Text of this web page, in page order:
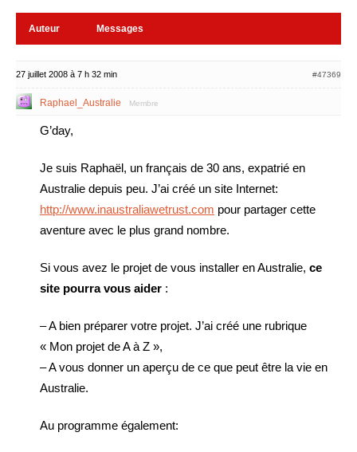
Auteur Messages
27 juillet 2008 à 7 h 32 min #47369
Raphael_Australie Membre
G’day,
Je suis Raphaël, un français de 30 ans, expatrié en
Australie depuis peu. J’ai créé un site Internet:
http://www.inaustraliawetrust.com pour partager cette
aventure avec le plus grand nombre.
Si vous avez le projet de vous installer en Australie, ce
site pourra vous aider :
– A bien préparer votre projet. J’ai créé une rubrique
« Mon projet de A à Z »,
– A vous donner un aperçu de ce que peut être la vie en
Australie.
Au programme également: